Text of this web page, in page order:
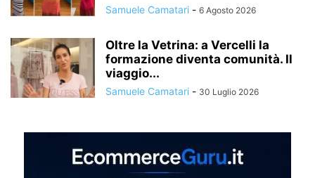
Samuele Camatari - 6 Agosto 2026
Oltre la Vetrina: a Vercelli la
formazione diventa comunità. Il
viaggio...
Samuele Camatari - 30 Luglio 2026